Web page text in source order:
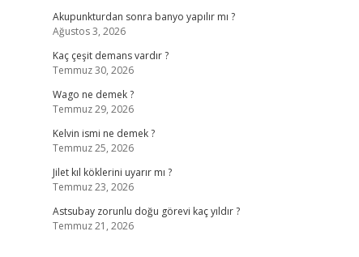
Akupunkturdan sonra banyo yapılır mı ?
Ağustos 3, 2026
Kaç çeşit demans vardır ?
Temmuz 30, 2026
Wago ne demek ?
Temmuz 29, 2026
Kelvin ismi ne demek ?
Temmuz 25, 2026
Jilet kıl köklerini uyarır mı ?
Temmuz 23, 2026
Astsubay zorunlu doğu görevi kaç yıldır ?
Temmuz 21, 2026